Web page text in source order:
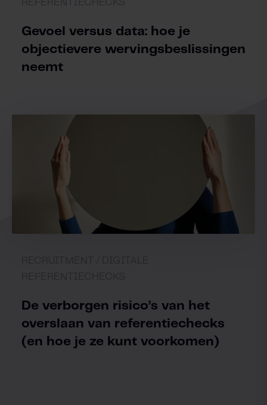
Gevoel versus data: hoe je
objectievere wervingsbeslissingen
neemt
De verborgen risico’s van het
overslaan van referentiechecks
(en hoe je ze kunt voorkomen)